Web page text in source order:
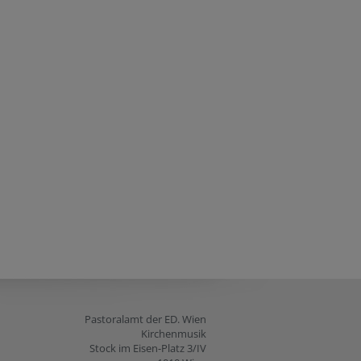
Pastoralamt der ED. Wien
Kirchenmusik
Stock im Eisen-Platz 3/IV